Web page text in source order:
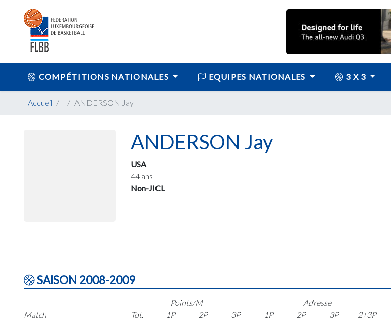
COMPÉTITIONS NATIONALES EQUIPES NATIONALES 3 X 3
Accueil ANDERSON Jay
ANDERSON Jay
USA
44 ans
Non-JICL
SAISON 2008-2009
Match
Points/M
Tot.
1P 2P 3P
Adresse
1P
2P 3P 2+3P